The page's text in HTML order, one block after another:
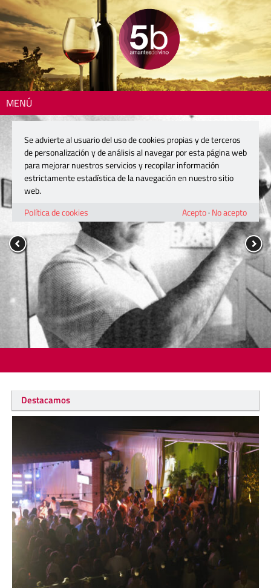
MENÚ
Destacamos
Se advierte al usuario del uso de cookies propias y de terceros
de personalización y de análisis al navegar por esta página web
para mejorar nuestros servicios y recopilar información
estrictamente estadística de la navegación en nuestro sitio
web.
Política de cookies
Acepto· No acepto